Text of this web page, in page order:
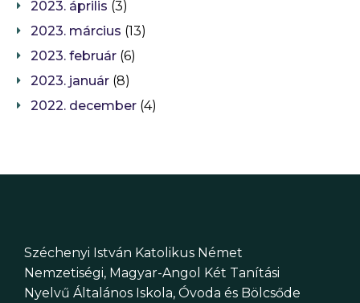
2023. április (3)
2023. március (13)
2023. február (6)
2023. január (8)
2022. december (4)
Széchenyi István Katolikus Német
Nemzetiségi, Magyar-Angol Két Tanítási
Nyelvű Általános Iskola, Óvoda és Bölcsőde